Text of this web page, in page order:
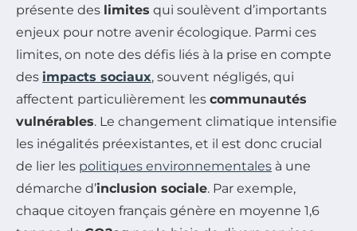
présente des limites qui soulèvent d’importants
enjeux pour notre avenir écologique. Parmi ces
limites, on note des défis liés à la prise en compte
des impacts sociaux, souvent négligés, qui
affectent particulièrement les communautés
vulnérables. Le changement climatique intensifie
les inégalités préexistantes, et il est donc crucial
de lier les politiques environnementales à une
démarche d’inclusion sociale. Par exemple,
chaque citoyen français génère en moyenne 1,6